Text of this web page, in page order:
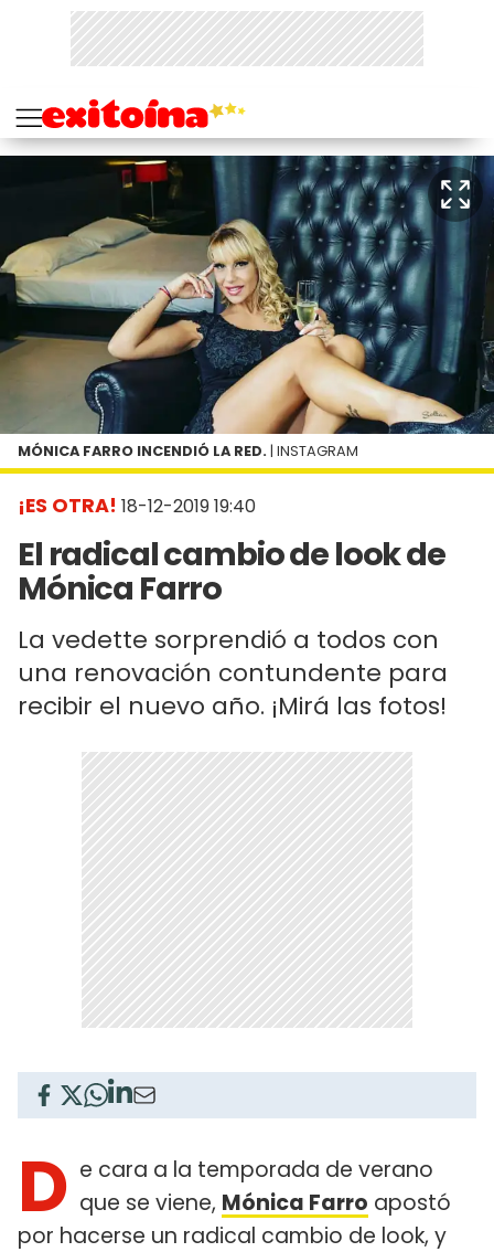
¡ES OTRA! 18-12-2019 19:40
El radical cambio de look de
Mónica Farro
La vedette sorprendió a todos con
una renovación contundente para
recibir el nuevo año. ¡Mirá las fotos!
MÓNICA FARRO INCENDIÓ LA RED. | INSTAGRAM
D e cara a la temporada de verano
que se viene, Mónica Farro apostó
por hacerse un radical cambio de look, y